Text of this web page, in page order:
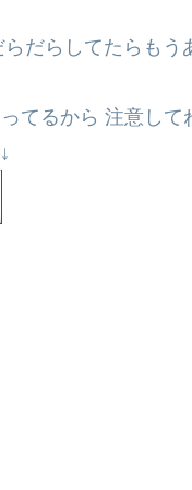
だらしてたらもう
てるから 注意して